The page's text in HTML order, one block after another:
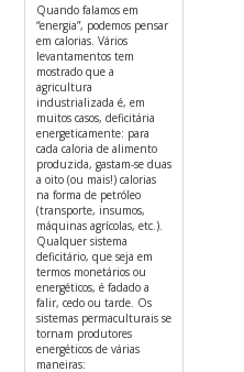
Quando falamos em
“energia”, podemos pensar
em calorias. Vários
levantamentos tem
mostrado que a
agricultura
industrializada é, em
muitos casos, deficitária
energeticamente: para
cada caloria de alimento
produzida, gastam-se duas
a oito (ou mais!) calorias
na forma de petróleo
(transporte, insumos,
máquinas agrícolas, etc.).
Qualquer sistema
deficitário, que seja em
termos monetários ou
energéticos, é fadado a
falir, cedo ou tarde. Os
sistemas permaculturais se
tornam produtores
energéticos de várias
maneiras: